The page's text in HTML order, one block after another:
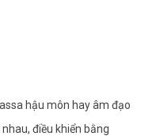
hậu môn hay âm đạo
điều khiển bằng